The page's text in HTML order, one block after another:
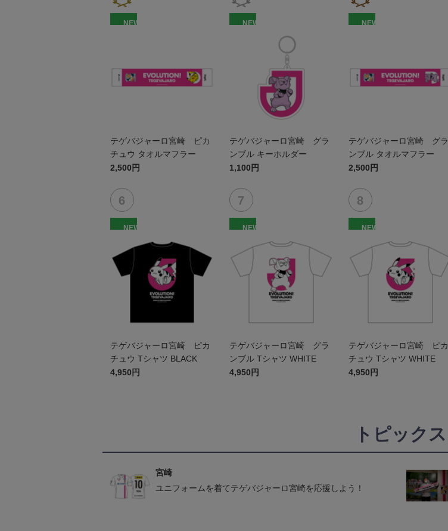
NEW
テゲバジャーロ宮崎 ピカ
チュウ タオルマフラー
2,500円
NEW
テゲバジャーロ宮崎 グラ
ンブル キーホルダー
1,100円
NEW
テゲバジャーロ宮崎 グラ
ンブル タオルマフラー
2,500円
NEW
テゲバジャーロ宮崎 ピカ
チュウ Tシャツ BLACK
4,950円
NEW
テゲバジャーロ宮崎 グラ
ンブル Tシャツ WHITE
4,950円
NEW
テゲバジャーロ宮崎 ピカ
チュウ Tシャツ WHITE
4,950円
トピックス
宮崎
ユニフォームを着てテゲバジャーロ宮崎を応援しよう！